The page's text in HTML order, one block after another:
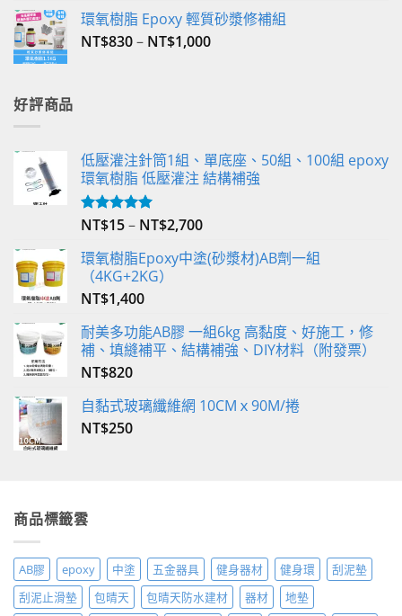
環氧樹脂 Epoxy 輕質砂漿修補組
NT$830– NT$1,000
好評商品
低壓灌注針筒1組、單底座、50組、100組 epoxy
環氧樹脂 低壓灌注 結構補強
評分5.00
NT$15– NT$2,700
環氧樹脂Epoxy中塗(砂漿材)AB劑一組
（4KG+2KG）
NT$1,400
耐美多功能AB膠 一組6kg 高黏度、好施工，修
補、填縫補平、結構補強、DIY材料（附發票）
NT$820
自黏式玻璃纖維網 10CMｘ90M/捲
NT$250
商品標籤雲
AB膠 epoxy 中塗 五金器具 健身器材 健身環
刮泥墊
刮泥止滑墊
包晴天 包晴天防水建材 器材
地墊